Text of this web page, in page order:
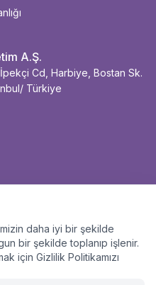
A.Ş.
Cd, Harbiye, Bostan Sk.
Türkiye
daha iyi bir şekilde
bir şekilde toplanıp işlenir.
için Gizlilik Politikamızı